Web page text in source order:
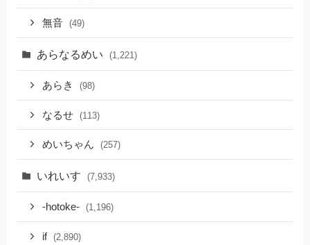
無音 (49)
あらなるめい (1,221)
あらき (98)
なるせ (113)
めいちゃん (257)
いれいす (7,933)
-hotoke- (1,196)
if (2,890)